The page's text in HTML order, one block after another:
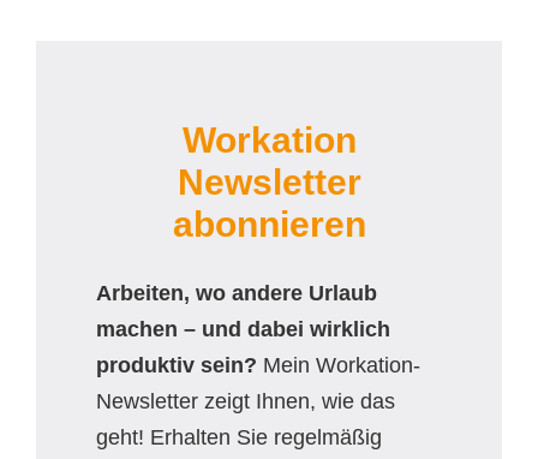
Workation
Newsletter
abonnieren
Arbeiten, wo andere Urlaub
machen – und dabei wirklich
produktiv sein? Mein Workation-
Newsletter zeigt Ihnen, wie das
geht! Erhalten Sie regelmäßig